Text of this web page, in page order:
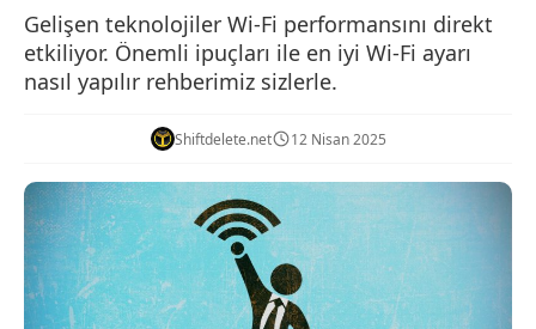
Gelişen teknolojiler Wi-Fi performansını direkt
etkiliyor. Önemli ipuçları ile en iyi Wi-Fi ayarı
nasıl yapılır rehberimiz sizlerle.
Shiftdelete.net 12 Nisan 2025